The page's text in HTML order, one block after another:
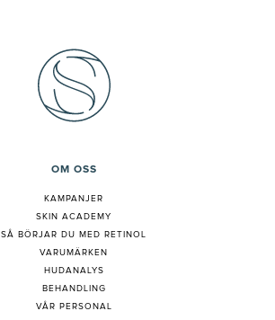
OM OSS
KAMPANJER
SKIN ACADEMY
SÅ BÖRJAR DU MED RETINOL
VARUMÄRKEN
HUDANALYS
BEHANDLING
VÅR PERSONAL